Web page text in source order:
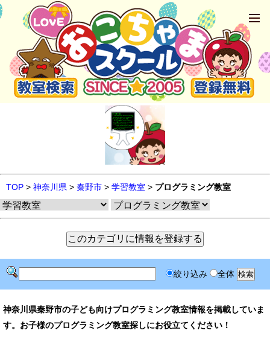
TOP > 神奈川県 > 秦野市 > 学習教室 > プログラミング教室
絞り込み 全体
神奈川県秦野市の子ども向けプログラミング教室情報を掲載していま
す。お子様のプログラミング教室探しにお役立てください！